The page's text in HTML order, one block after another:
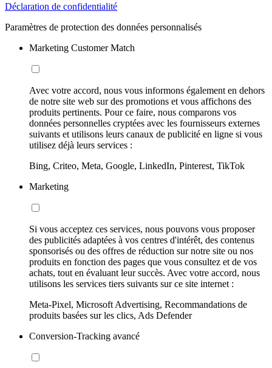
Déclaration de confidentialité
Paramètres de protection des données personnalisés
Marketing Customer Match
Avec votre accord, nous vous informons également en dehors
de notre site web sur des promotions et vous affichons des
produits pertinents. Pour ce faire, nous comparons vos
données personnelles cryptées avec les fournisseurs externes
suivants et utilisons leurs canaux de publicité en ligne si vous
utilisez déjà leurs services :
Bing, Criteo, Meta, Google, LinkedIn, Pinterest, TikTok
Marketing
Si vous acceptez ces services, nous pouvons vous proposer
des publicités adaptées à vos centres d'intérêt, des contenus
sponsorisés ou des offres de réduction sur notre site ou nos
produits en fonction des pages que vous consultez et de vos
achats, tout en évaluant leur succès. Avec votre accord, nous
utilisons les services tiers suivants sur ce site internet :
Meta-Pixel, Microsoft Advertising, Recommandations de
produits basées sur les clics, Ads Defender
Conversion-Tracking avancé